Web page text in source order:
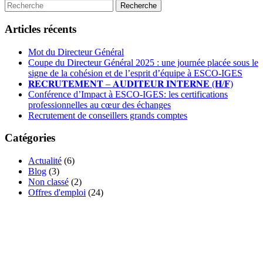
Articles récents
Mot du Directeur Général
Coupe du Directeur Général 2025 : une journée placée sous le
signe de la cohésion et de l’esprit d’équipe à ESCO-IGES
𝐑𝐄𝐂𝐑𝐔𝐓𝐄𝐌𝐄𝐍𝐓 – 𝐀𝐔𝐃𝐈𝐓𝐄𝐔𝐑 𝐈𝐍𝐓𝐄𝐑𝐍𝐄 (𝐇/𝐅)
Conférence d’Impact à ESCO-IGES: les certifications
professionnelles au cœur des échanges
Recrutement de conseillers grands comptes
Catégories
Actualité (6)
Blog (3)
Non classé (2)
Offres d'emploi (24)